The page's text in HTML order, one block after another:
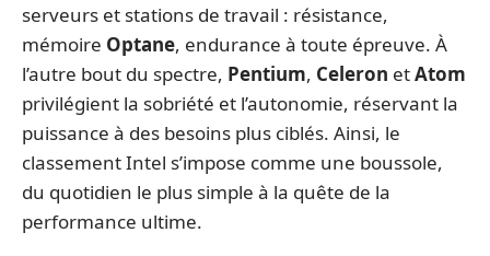
serveurs et stations de travail : résistance,
mémoire Optane, endurance à toute épreuve. À
l’autre bout du spectre, Pentium, Celeron etAtom
privilégient la sobriété et l’autonomie, réservant la
puissance à des besoins plus ciblés. Ainsi, le
classement Intel s’impose comme une boussole,
du quotidien le plus simple à la quête de la
performance ultime.